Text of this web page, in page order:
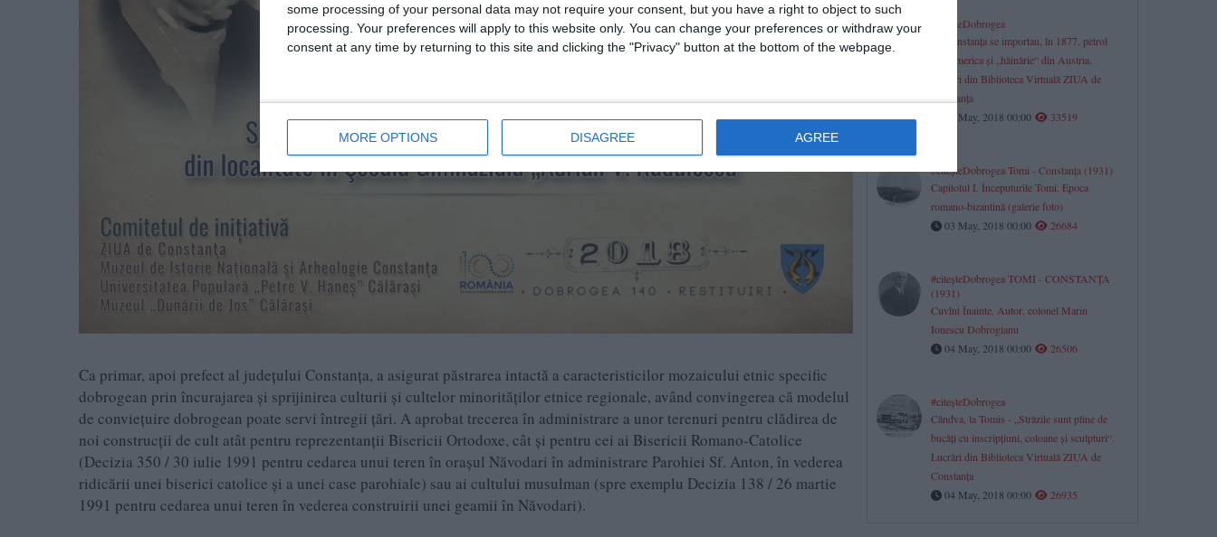
some processing of your personal data may not require your consent, but you have a right to object to such
processing. Your preferences will apply to this website only. You can change your preferences or withdraw your
consent at any time by returning to this site and clicking the "Privacy" button at the bottom of the webpage.
MORE OPTIONS DISAGREE AGREE
Ca primar, apoi prefect al județului Constanța, a asigurat păstrarea intactă a caracteristicilor mozaicului etnic specific
dobrogean prin încurajarea și sprijinirea culturii și cultelor minorităților etnice regionale, având convingerea că modelul
de conviețuire dobrogean poate servi întregii țări. A aprobat trecerea în administrare a unor terenuri pentru clădirea de
noi construcții de cult atât pentru reprezentanții Bisericii Ortodoxe, cât și pentru cei ai Bisericii Romano-Catolice
(Decizia 350 / 30 iulie 1991 pentru cedarea unui teren în orașul Năvodari în administrare Parohiei Sf. Anton, în vederea
ridicării unei biserici catolice și a unei case parohiale) sau ai cultului musulman (spre exemplu Decizia 138 / 26 martie
1991 pentru cedarea unui teren în vederea construirii unei geamii în Năvodari).
#citeşteDobrogea
La Constanţa se importau, în 1877, petrol
din America şi „hăinărie“ din Austria.
Lucrări din Biblioteca Virtuală ZIUA de
Constanţa
07 May, 2018 00:00
33519
#citeşteDobrogea Tomi - Constanţa (1931)
Capitolul I. Începuturile Tomi. Epoca
romano-bizantină (galerie foto)
03 May, 2018 00:00
26684
#citeşteDobrogea TOMI - CONSTANŢA
(1931)
Cuvînt Înainte. Autor, colonel Marin
Ionescu Dobrogianu
04 May, 2018 00:00
26506
#citeşteDobrogea
Cândva, la Tomis - „Străzile sunt pline de
bucăţi cu inscripţiuni, coloane şi sculpturi“.
Lucrări din Biblioteca Virtuală ZIUA de
Constanţa
04 May, 2018 00:00
26935